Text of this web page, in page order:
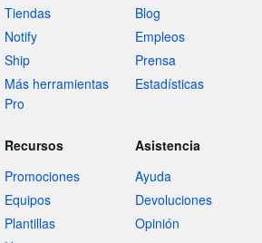
Tiendas
Notify
Ship
Más herramientas
Pro
Blog
Empleos
Prensa
Estadísticas
Recursos
Promociones
Equipos
Plantillas
Asistencia
Ayuda
Devoluciones
Opinión